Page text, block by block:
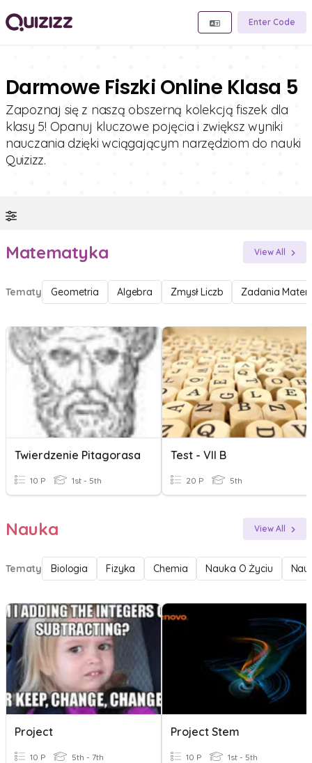
Enter Code
Darmowe Fiszki Online Klasa 5
Zapoznaj się z naszą obszerną kolekcją fiszek dla
klasy 5! Opanuj kluczowe pojęcia i zwiększ wyniki
nauczania dzięki wciągającym narzędziom do nauki
Quizizz.
Matematyka View All
Tematy Geometria Algebra Zmysł Liczb Zadania
Twierdzenie Pitagorasa
10 P 1st - 5th
Test - VII B
20 P 5th
Nauka View All
Tematy Biologia Fizyka Chemia Nauka O Życiu
Project
10 P 5th - 7th
Project Stem
10 P 1st - 5th